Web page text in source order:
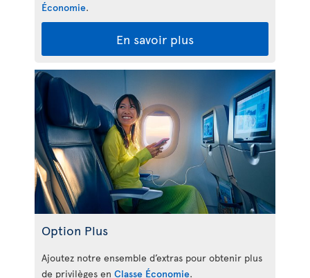
Économie.
En savoir plus
Option Plus
Ajoutez notre ensemble d’extras pour obtenir plus
de privilèges en Classe Économie.